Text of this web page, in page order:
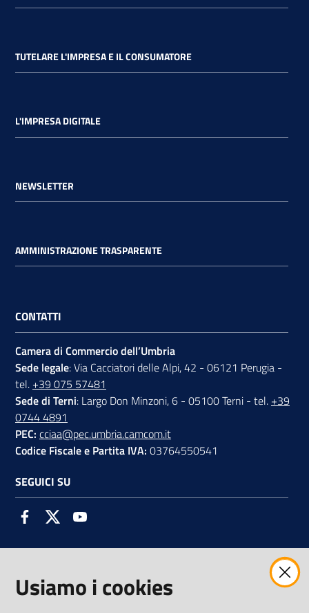
TUTELARE L'IMPRESA E IL CONSUMATORE
L'IMPRESA DIGITALE
NEWSLETTER
AMMINISTRAZIONE TRASPARENTE
CONTATTI
Camera di Commercio dell’Umbria
Sede legale: Via Cacciatori delle Alpi, 42 - 06121 Perugia -
tel. +39 075 57481
Sede di Terni: Largo Don Minzoni, 6 - 05100 Terni - tel. +39
0744 4891
PEC: cciaa@pec.umbria.camcom.it
Codice Fiscale e Partita IVA: 03764550541
SEGUICI SU
FacebookTwitter
AMMINISTRAZIONE TRASPARENTE INTERCAM S.C.A.R.L.
Usiamo i cookies